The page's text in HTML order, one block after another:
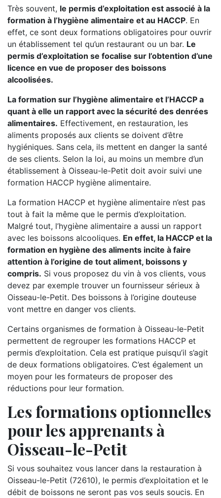
Très souvent, le permis d’exploitation est associé à la
formation à l’hygiène alimentaire et au HACCP. En
effet, ce sont deux formations obligatoires pour ouvrir
un établissement tel qu’un restaurant ou un bar. Le
permis d’exploitation se focalise sur l’obtention d’une
licence en vue de proposer des boissons
alcoolisées.
La formation sur l’hygiène alimentaire et l’HACCP a
quant à elle un rapport avec la sécurité des denrées
alimentaires. Effectivement, en restauration, les
aliments proposés aux clients se doivent d’être
hygiéniques. Sans cela, ils mettent en danger la santé
de ses clients. Selon la loi, au moins un membre d’un
établissement à Oisseau-le-Petit doit avoir suivi une
formation HACCP hygiène alimentaire.
La formation HACCP et hygiène alimentaire n’est pas
tout à fait la même que le permis d’exploitation.
Malgré tout, l’hygiène alimentaire a aussi un rapport
avec les boissons alcooliques. En effet, la HACCP et la
formation en hygiène des aliments incite à faire
attention à l’origine de tout aliment, boissons y
compris. Si vous proposez du vin à vos clients, vous
devez par exemple trouver un fournisseur sérieux à
Oisseau-le-Petit. Des boissons à l’origine douteuse
vont mettre en danger vos clients.
Certains organismes de formation à Oisseau-le-Petit
permettent de regrouper les formations HACCP et
permis d’exploitation. Cela est pratique puisqu’il s’agit
de deux formations obligatoires. C’est également un
moyen pour les formateurs de proposer des
réductions pour leur formation.
Les formations optionnelles
pour les apprenants à
Oisseau-le-Petit
Si vous souhaitez vous lancer dans la restauration à
Oisseau-le-Petit (72610), le permis d’exploitation et le
débit de boissons ne seront pas vos seuls soucis. En